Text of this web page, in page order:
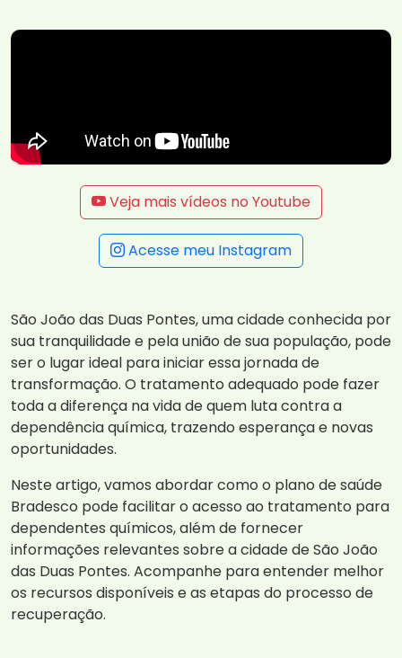
Veja mais vídeos no Youtube
Acesse meu Instagram
São João das Duas Pontes, uma cidade conhecida por
sua tranquilidade e pela união de sua população, pode
ser o lugar ideal para iniciar essa jornada de
transformação. O tratamento adequado pode fazer
toda a diferença na vida de quem luta contra a
dependência química, trazendo esperança e novas
oportunidades.
Neste artigo, vamos abordar como o plano de saúde
Bradesco pode facilitar o acesso ao tratamento para
dependentes químicos, além de fornecer
informações relevantes sobre a cidade de São João
das Duas Pontes. Acompanhe para entender melhor
os recursos disponíveis e as etapas do processo de
recuperação.